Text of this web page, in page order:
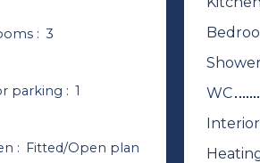
: 3
parking : 1
: Fitted/Open plan
WC